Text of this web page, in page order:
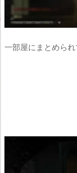
一部屋にまとめら